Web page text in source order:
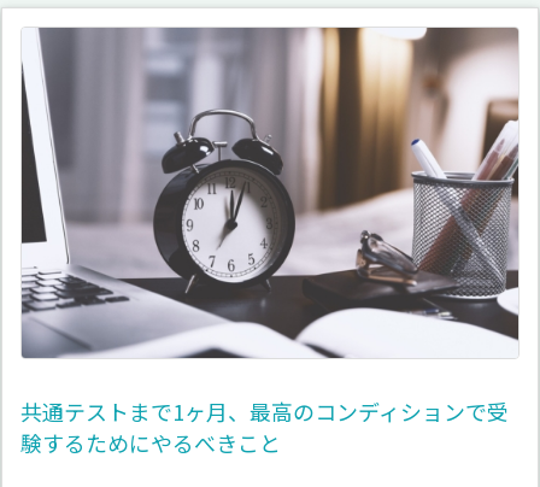
共通テストまで1ヶ月、最高のコンディションで受
験するためにやるべきこと